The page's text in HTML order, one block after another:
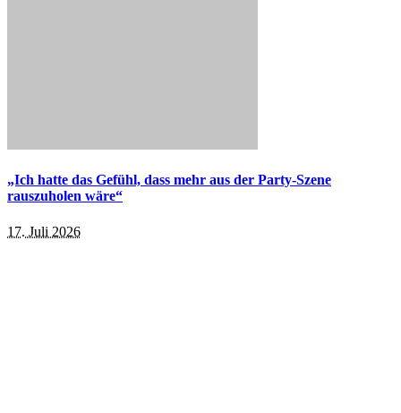
„Ich hatte das Gefühl, dass mehr aus der Party-Szene
rauszuholen wäre“
17. Juli 2026